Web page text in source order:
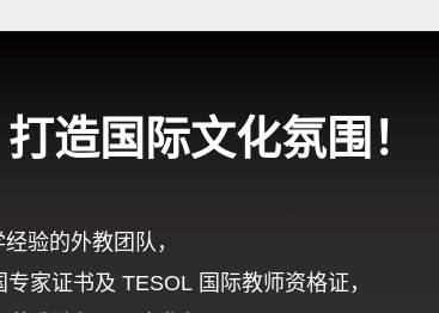
造国际文化氛围！
验的外教团队，
家证书及 TESOL 国际教师资格证，